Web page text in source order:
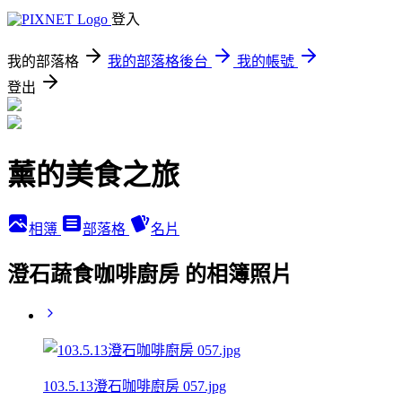
登入
我的部落格 我的部落格後台
我的帳號
登出
薰的美食之旅
相簿 部落格 名片
澄石蔬食咖啡廚房 的相簿照片
103.5.13澄石咖啡廚房 057.jpg